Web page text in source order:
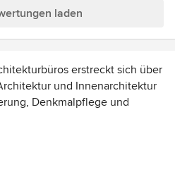
laden
erstreckt sich über
und Innenarchitektur
Denkmalpflege und
Bedingungen der